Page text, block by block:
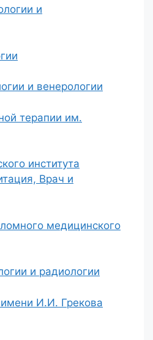
и
и венерологии
терапии им.
института
Врач и
медицинского
и радиологии
имени И.И. Грекова